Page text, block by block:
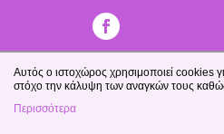
Αυτός ο ιστοχώρος χρησιμοποιεί cookies
στόχο την κάλυψη των αναγκών τους
Περισσότερα